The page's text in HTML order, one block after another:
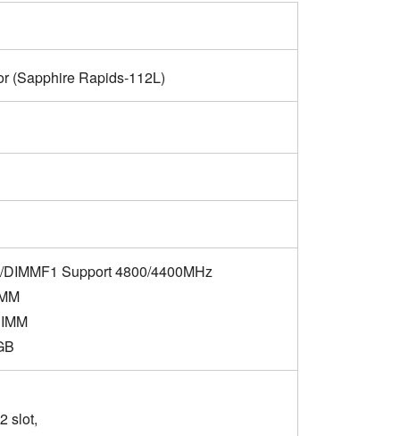
(Sapphire Rapids-112L)
Support 4800/4400MHz
slot,